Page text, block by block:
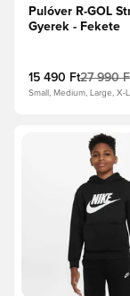
Pulóver R-GOL
Gyerek - Fekete
15 490 Ft27 990
Small, Medium, Large, X-
Megnyit egy